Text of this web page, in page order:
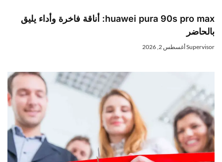
huawei pura 90s pro max: أناقة فاخرة وأداء يليق
بالحاضر
Supervisorأغسطس 2, 2026